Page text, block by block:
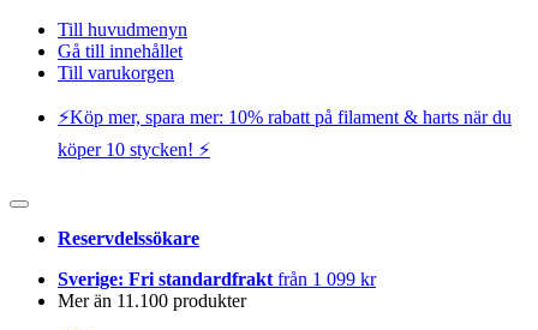
Till huvudmenyn
Gå till innehållet
Till varukorgen
⚡️Köp mer, spara mer: 10% rabatt på filament & harts när du
köper 10 stycken! ⚡️
Reservdelssökare
Sverige: Fri standardfrakt från 1 099 kr
Mer än 11.100 produkter